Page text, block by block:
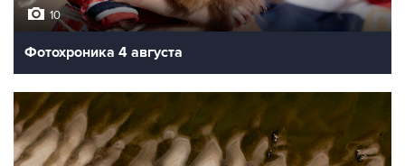
10
Фотохроника 4 августа